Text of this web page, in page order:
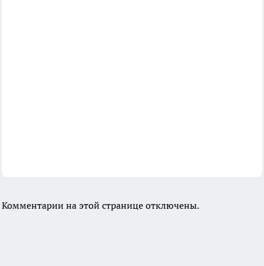
Комментарии на этой странице отключены.